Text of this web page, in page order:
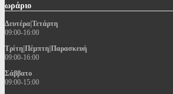
ωράριο
Δευτέρα|Τετάρτη
09:00-16:00
Τρίτη|Πέμπτη|Παρασκευή
09:00-16:00
Σάββατο
09:00-15:00